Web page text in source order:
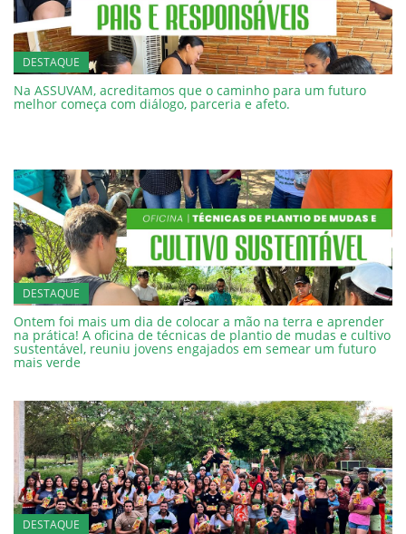
DESTAQUE
Na ASSUVAM, acreditamos que o caminho para um futuro
melhor começa com diálogo, parceria e afeto.
DESTAQUE
Ontem foi mais um dia de colocar a mão na terra e aprender
na prática! A oficina de técnicas de plantio de mudas e cultivo
sustentável, reuniu jovens engajados em semear um futuro
mais verde
DESTAQUE